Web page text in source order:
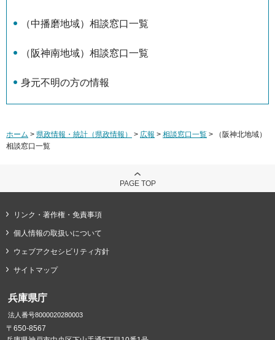
（中播磨地域）相談窓口一覧
（阪神南地域）相談窓口一覧
身元不明の方の情報
ホーム > 県政情報・統計（県政情報） > 広報 > 相談窓口一覧 > （阪神北地域）
相談窓口一覧
PAGE TOP
リンク・著作権・免責事項
個人情報の取扱いについて
ウェブアクセシビリティ方針
サイトマップ
兵庫県庁
法人番号8000020280003
〒650-8567